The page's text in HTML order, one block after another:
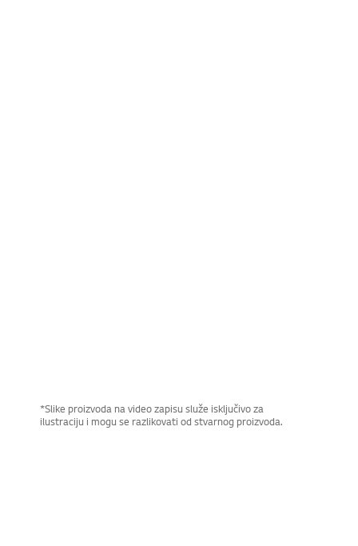
*Slike proizvoda na video zapisu služe isključivo za
ilustraciju i mogu se razlikovati od stvarnog proizvoda.